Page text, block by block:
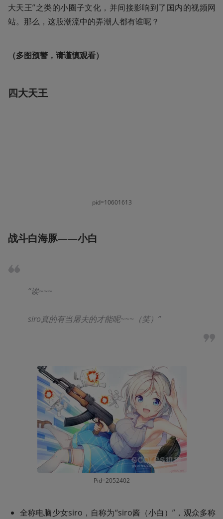
大天王”之类的小圈子文化，并间接影响到了国内的视频网
站。那么，这股潮流中的弄潮人都有谁呢？
（多图预警，请谨慎观看）
四大天王
pid=10601613
战斗白海豚——小白
“诶~~~
siro真的有当屠夫的才能呢~~~（笑）”
Pid=2052402
全称电脑少女siro，自称为“siro酱（小白）”，观众多称